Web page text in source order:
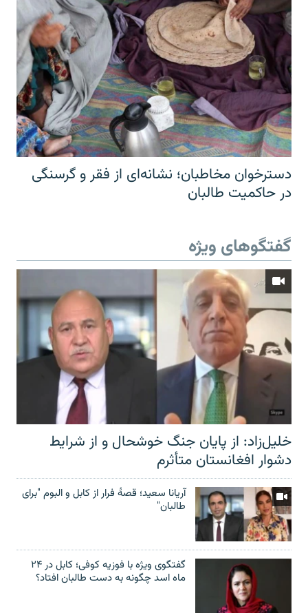
دسترخوان مخاطبان؛ نشانه‌ای از فقر و گرسنگی
در حاکمیت طالبان
گفتگوهای ویژه
خلیل‌زاد: از پایان جنگ خوشحال و از شرایط
دشوار افغانستان متأثرم
آریانا سعید؛ قصۀ فرار از کابل و البوم "برای
طالبان"
گفتگوی ویژه با فوزیه کوفی؛ کابل در ۲۴
ماه اسد چگونه به دست طالبان افتاد؟